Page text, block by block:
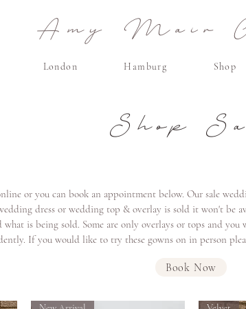
Amy Mair
London Hamburg Shop
Shop
or you can book an appointment below. Our sale
dress or wedding top & overlay is sold it won't be
is being sold. Some are only overlays or tops and
If you would like to try these gowns on in person
Book Now